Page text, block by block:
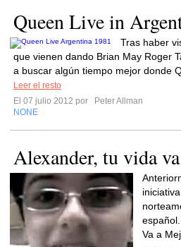
Queen Live in
Tras haber
que vienen dando Brian May Roger
a buscar algún tiempo mejor donde
Leer el resto
El 07 julio 2012 por
Peter Allman
NONE
Alexander, tu vida
Va a